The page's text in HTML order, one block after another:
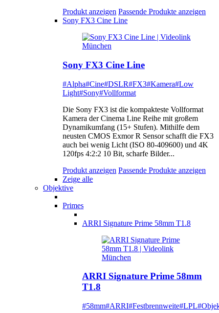
Produkt anzeigen Passende Produkte anzeigen
Sony FX3 Cine Line
Sony FX3 Cine Line
#Alpha#Cine#DSLR#FX3#Kamera#Low
Light#Sony#Vollformat
Die Sony FX3 ist die kompakteste Vollformat
Kamera der Cinema Line Reihe mit großem
Dynamikumfang (15+ Stufen). Mithilfe dem
neusten CMOS Exmor R Sensor schafft die FX3
auch bei wenig Licht (ISO 80-409600) und 4K
120fps 4:2:2 10 Bit, scharfe Bilder...
Produkt anzeigen Passende Produkte anzeigen
Zeige alle
Objektive
Primes
ARRI Signature Prime 58mm T1.8
ARRI Signature Prime 58mm
T1.8
#58mm#ARRI#Festbrennweite#LPL